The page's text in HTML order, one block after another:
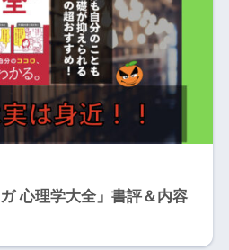
心理学大全」書評＆内容